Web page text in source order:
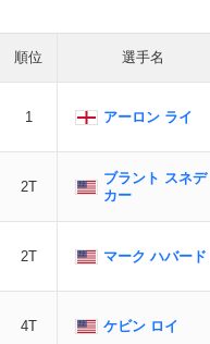
順位 選手名
1 アーロン ライ
2T
ブラント スネデ
カー
2T マーク ハバード
4T ケビン ロイ